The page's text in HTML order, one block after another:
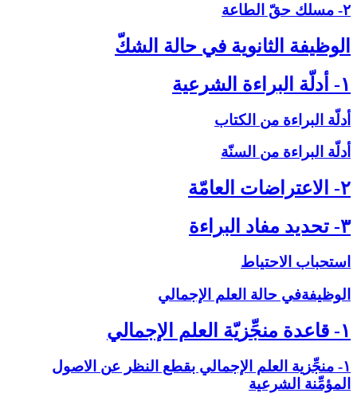
۲- مسلك حقّ الطاعة
الوظيفة الثانوية في حالة الشكّ‏
۱- أدلّة البراءة الشرعية
أدلّة البراءة من الكتاب
أدلّة البراءة من السنّة
۲- الاعتراضات العامّة
۳- تحديد مفاد البراءة
استحباب الاحتياط
الوظيفةفي حالة العلم الإجمالي‏
۱- قاعدة منجِّزيّة العلم الإجمالي‏
۱- منجِّزية العلم الإجمالي بقطع النظر عن الاصول
المؤمِّنة الشرعية